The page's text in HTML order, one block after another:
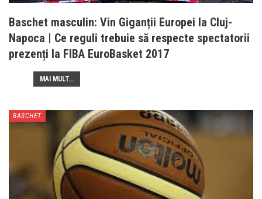
Baschet masculin: Vin Giganții Europei la Cluj-
Napoca | Ce reguli trebuie să respecte spectatorii
prezenți la FIBA EuroBasket 2017
MAI MULT...
BASCHET